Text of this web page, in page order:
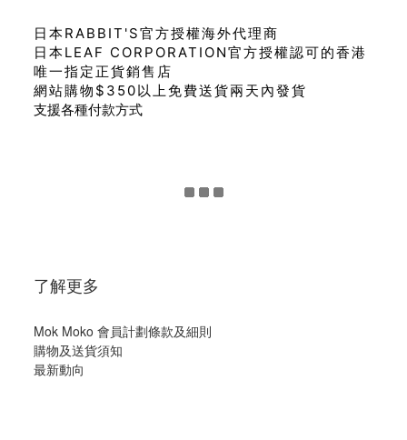
日本RABBIT'S官方授權海外代理商
日本LEAF CORPORATION官方授權認可的香港
唯一指定正貨銷售店
網站購物$350以上免費送貨兩天內發貨
支援各種付款方式
了解更多
Mok Moko 會員計劃條款及細則
購物及送貨須知
最新動向